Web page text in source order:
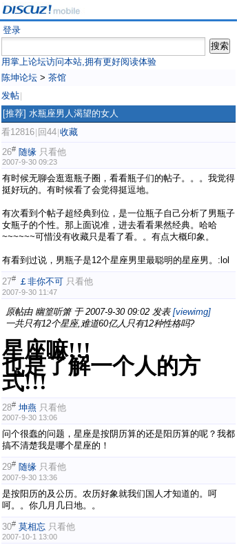
登录
用掌上论坛访问本站,拥有更好阅读体验
陈坤论坛 > 茶馆
发帖
[推荐] 水瓶座男人渴望的女人
看12816 回44 收藏
26# 随缘 只看他
2007-9-30 09:23
有时候无聊会逛逛瓶子圈，看看瓶子们的帖子。。。我觉得
挺好玩的。有时候看了会觉得挺逗地。
有次看到个帖子超经典到位，是一位瓶子自己分析了男瓶子
女瓶子的个性。那上面说准，进去看看果然经典。哈哈
~~~~~~可惜没有收藏只是看了看。。有点大概印象。
有看到过说，男瓶子是12个星座男里最聪明的星座男。:lol
27# ￡非你不可 只看他
2007-9-30 11:47
原帖由 幽篁听箫于 2007-9-30 09:02 发表 [viewimg]
一共只有12个星座,难道60亿人只有12种性格吗?
星座嘛!!!
也是了解一个人的方
式!!!
28# 坤燕 只看他
2007-9-30 13:06
问个很蠢的问题，星座是按阴历算的还是阳历算的呢？我都
搞不清楚我是哪个星座的！
29# 随缘 只看他
2007-9-30 13:36
是按阳历的及公历。农历好象就我们国人才知道的。呵
呵。。你几月几日地。。
30# 莫相忘 只看他
2007-10-1 13:00